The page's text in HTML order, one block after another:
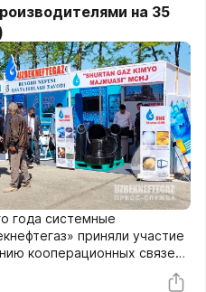
на 35
года системные
приняли участие
кооперационных связей
и строительной